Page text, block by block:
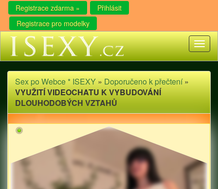
Registrace zdarma »
Přihlásit
Registrace pro modelky
Sex po Webce * ISEXY » Doporučeno k přečtení»
VYUŽITÍ VIDEOCHATU K VYBUDOVÁNÍ
DLOUHODOBÝCH VZTAHŮ